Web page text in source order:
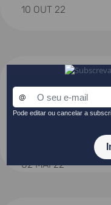
10 OUT 22
Programa
2022 já
02 MAI 22